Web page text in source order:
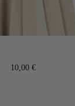
10,00 €